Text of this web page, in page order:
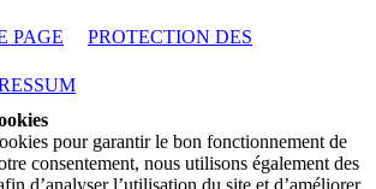
PAGE PROTECTION DES
pour garantir le bon fonctionnement de
consentement, nous utilisons également des